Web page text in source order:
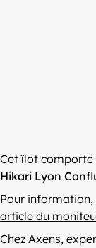
Cet îlot comporte
Hikari Lyon
Pour information,
article du
Chez Axens,